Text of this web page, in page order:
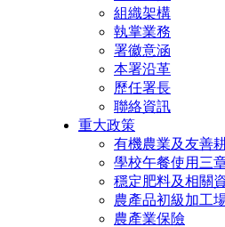
組織架構
執掌業務
署徽意涵
本署沿革
歷任署長
聯絡資訊
重大政策
有機農業及友善
學校午餐使用三
穩定肥料及相關
農產品初級加工
農產業保險